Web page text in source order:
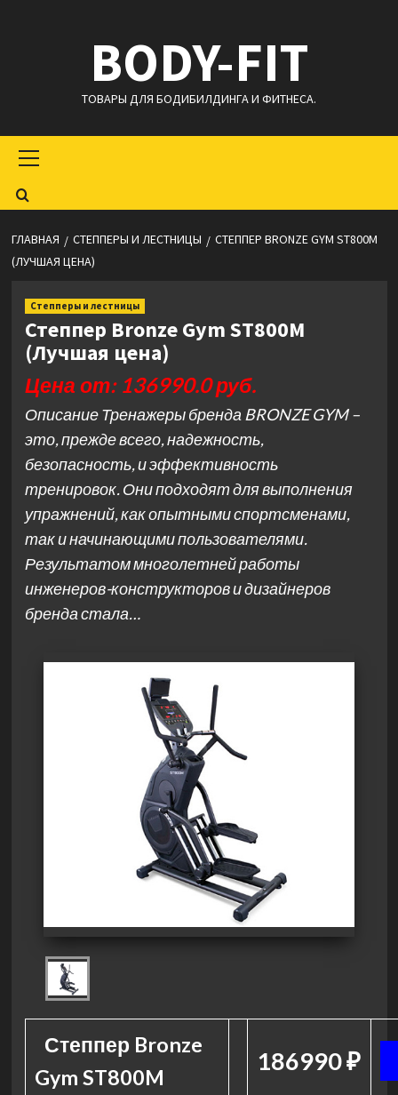
BODY-FIT
ТОВАРЫ ДЛЯ БОДИБИЛДИНГА И ФИТНЕСА.
меню
ГЛАВНАЯ СТЕППЕРЫ И ЛЕСТНИЦЫ
СТЕППЕР BRONZE GYM ST800M
(ЛУЧШАЯ ЦЕНА)
Степперы и лестницы
Степпер Bronze Gym ST800M
(Лучшая цена)
Цена от: 136990.0 руб.
Описание Тренажеры бренда BRONZE GYM –
это, прежде всего, надежность,
безопасность, и эффективность
тренировок. Они подходят для выполнения
упражнений, как опытными спортсменами,
так и начинающими пользователями.
Результатом многолетней работы
инженеров-конструкторов и дизайнеров
бренда стала…
Степпер Bronze
Gym ST800M
186990 ₽